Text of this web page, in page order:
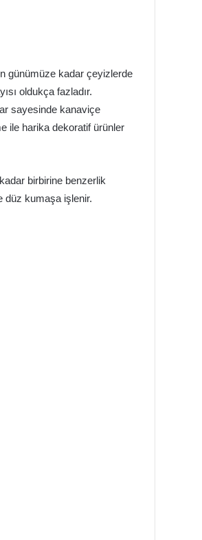
günümüze kadar çeyizlerde
oldukça fazladır.
sayesinde kanaviçe
ile harika dekoratif ürünler
birbirine benzerlik
düz kumaşa işlenir.